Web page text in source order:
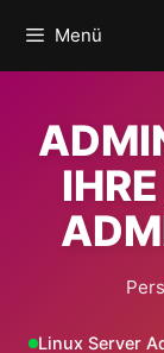
Inhalt
springen
Menü
Linux Server